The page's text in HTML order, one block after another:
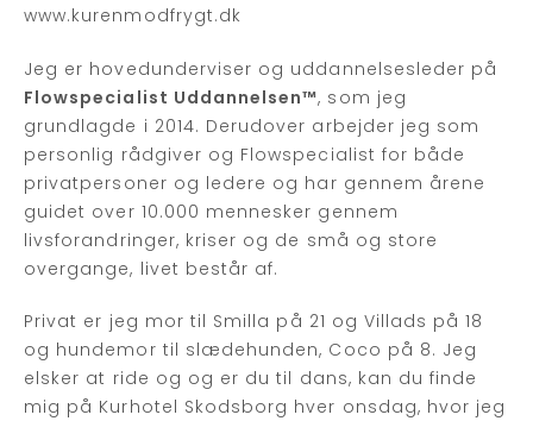
www.kurenmodfrygt.dk
Jeg er hovedunderviser og uddannelsesleder på
Flowspecialist Uddannelsen™, som jeg
grundlagde i 2014. Derudover arbejder jeg som
personlig rådgiver og Flowspecialist for både
privatpersoner og ledere og har gennem årene
guidet over 10.000 mennesker gennem
livsforandringer, kriser og de små og store
overgange, livet består af.
Privat er jeg mor til Smilla på 21 og Villads på 18
og hundemor til slædehunden, Coco på 8. Jeg
elsker at ride og og er du til dans, kan du finde
mig på Kurhotel Skodsborg hver onsdag, hvor jeg